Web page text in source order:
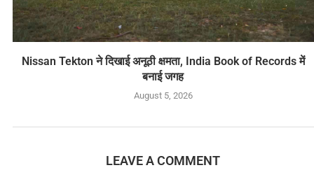
Nissan Tekton ने दिखाई अनूठी क्षमता, India Book of Records में
बनाई जगह
August 5, 2026
LEAVE A COMMENT